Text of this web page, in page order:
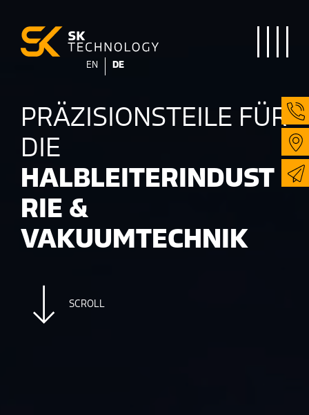
Navigation umschalten
EN DE
PRÄZISIONSTEILE FÜR
DIE
HALBLEITERINDUST
RIE &
VAKUUMTECHNIK
SCROLL